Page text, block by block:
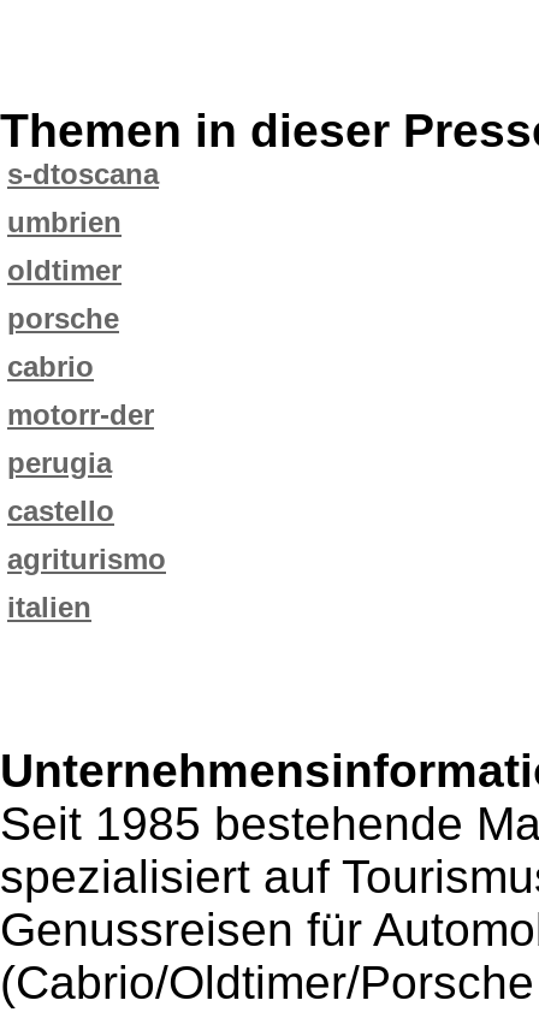
Themen in dieser
s-dtoscana
umbrien
oldtimer
porsche
cabrio
motorr-der
perugia
castello
agriturismo
italien
Seit 1985 bestehende
spezialisiert auf
Genussreisen für
(Cabrio/Oldtimer/